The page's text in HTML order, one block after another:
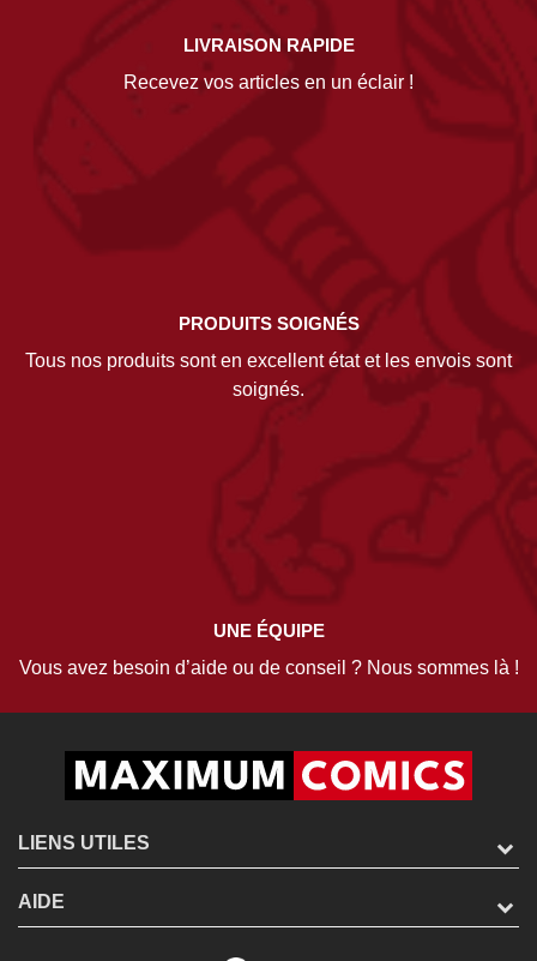
LIVRAISON RAPIDE
Recevez vos articles en un éclair !
PRODUITS SOIGNÉS
Tous nos produits sont en excellent état et les envois sont
soignés.
UNE ÉQUIPE
Vous avez besoin d’aide ou de conseil ? Nous sommes là !
LIENS UTILES
AIDE